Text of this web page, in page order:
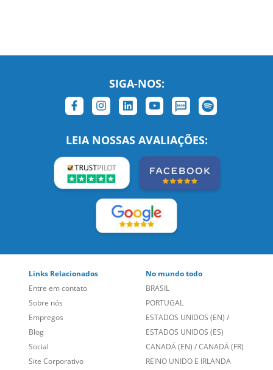
SIGA-NOS:
LEIA NOSSAS AVALIAÇÕES:
Links Relacionados
Entre em contato
Sobre nós
Empregos
Blog
Social
Site Corporativo
No mundo todo
BRASIL
PORTUGAL
ESTADOS UNIDOS (EN) /
ESTADOS UNIDOS (ES)
CANADÁ (EN) /CANADÁ (FR)
REINO UNIDO E IRLANDA